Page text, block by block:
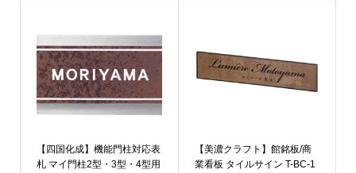
【四国化成】機能門柱対応表
札 マイ門柱2型・3型・4型用
【美濃クラフト】館銘板/商
業看板 タイルサイン T-BC-1